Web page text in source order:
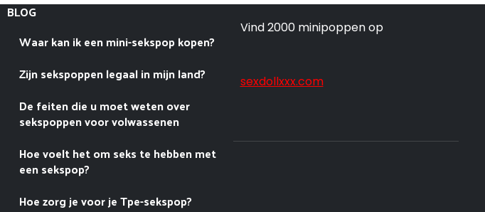
BLOG
Waar kan ik een mini-sekspop kopen?
Zijn sekspoppen legaal in mijn land?
De feiten die u moet weten over
sekspoppen voor volwassenen
Hoe voelt het om seks te hebben met
een sekspop?
Hoe zorg je voor je Tpe-sekspop?
Vind 2000 minipoppen op
sexdollxxx.com